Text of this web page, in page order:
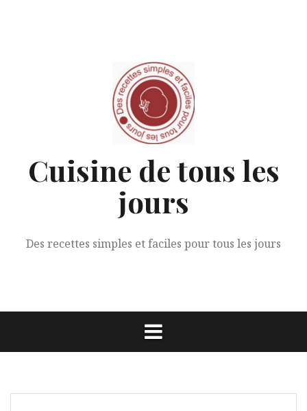
Cuisine de tous les
jours
Des recettes simples et faciles pour tous les jours